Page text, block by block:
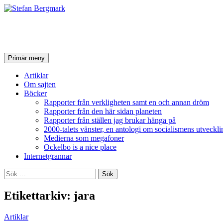
SökPrimär meny Hoppa
till
innehåll
Artiklar
Om sajten
Böcker
Rapporter från verkligheten samt en och annan dröm
Rapporter från den här sidan planeten
Rapporter från ställen jag brukar hänga på
2000-talets vänster, en antologi om socialismens
Medierna som megafoner
Ockelbo is a nice place
Internetgrannar
Sök
efter:
Etikettarkiv: jara
Artiklar